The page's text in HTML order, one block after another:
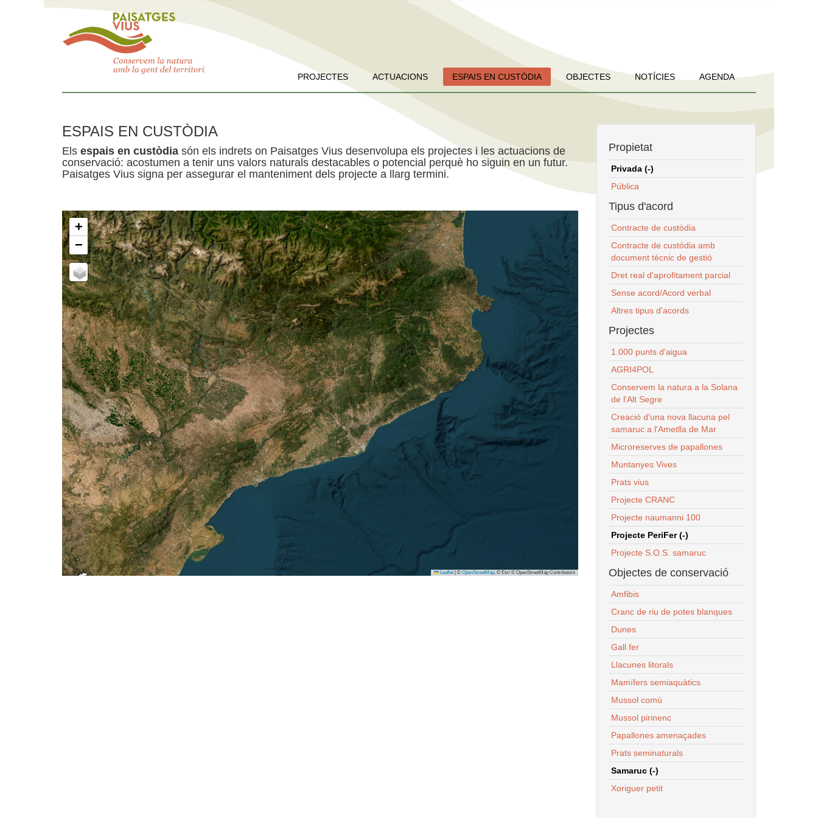
PROJECTES ACTUACIONS ESPAIS EN CUSTÒDIA OBJECTES NOTÍCIES AGENDA
ESPAIS EN CUSTÒDIA
Els espais en custòdia són els indrets on Paisatges Vius desenvolupa els projectes i les actuacions de
conservació: acostumen a tenir uns valors naturals destacables o potencial perquè ho siguin en un futur.
Paisatges Vius signa per assegurar el manteniment dels projecte a llarg termini.
+
−
Leaflet © OpenStreetMap, © Esri © OpenStreetMap Contributors
Propietat
Privada (-)
Pública
Tipus d'acord
Contracte de custòdia
Contracte de custòdia amb
document tècnic de gestió
Dret real d'aprofitament parcial
Sense acord/Acord verbal
Altres tipus d'acords
Projectes
1.000 punts d'aigua
AGRI4POL
Conservem la natura a la Solana
de l'Alt Segre
Creació d'una nova llacuna pel
samaruc a l'Ametlla de Mar
Microreserves de papallones
Muntanyes Vives
Prats vius
Projecte CRANC
Projecte naumanni 100
Projecte PeriFer (-)
Projecte S.O.S. samaruc
Objectes de conservació
Amfibis
Cranc de riu de potes blanques
Dunes
Gall fer
Llacunes litorals
Mamífers semiaquàtics
Mussol comú
Mussol pirinenc
Papallones amenaçades
Prats seminaturals
Samaruc (-)
Xoriguer petit